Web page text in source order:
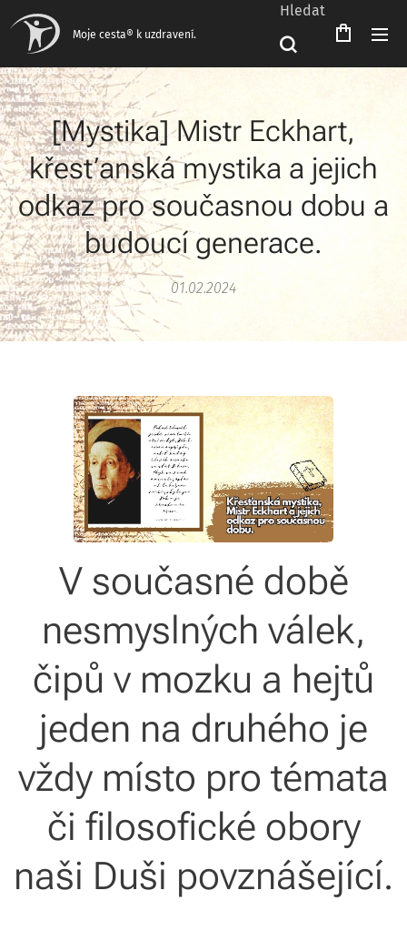
Moje cesta® k uzdravení.
Hledat
[Mystika] Mistr Eckhart,
křesťanská mystika a jejich
odkaz pro současnou dobu a
budoucí generace.
01.02.2024
Čeština‎
V současné době
nesmyslných válek,
čipů v mozku a hejtů
jeden na druhého je
vždy místo pro témata
či filosofické obory
naši Duši povznášející.